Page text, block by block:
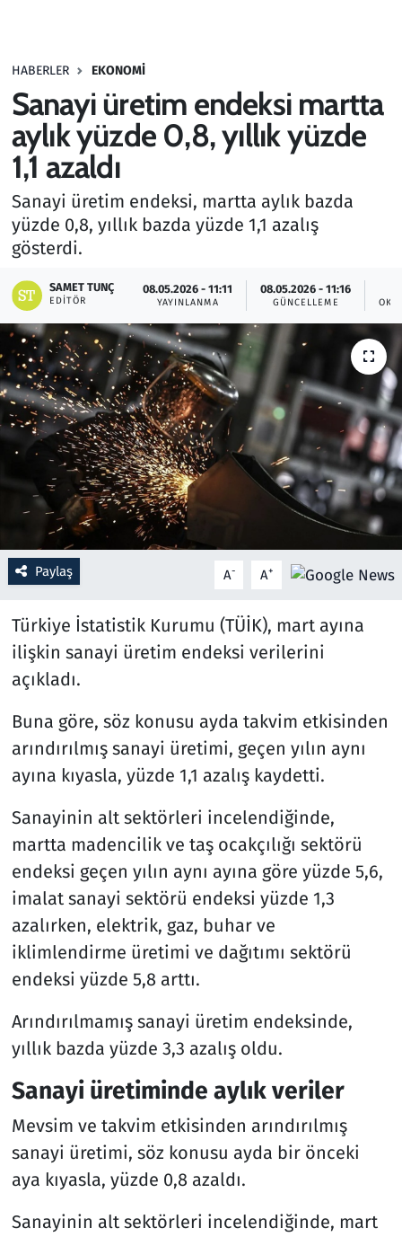
HABERLER EKONOMI
Sanayi üretim endeksi martta
aylık yüzde 0,8, yıllık yüzde
1,1 azaldı
Sanayi üretim endeksi, martta aylık bazda
yüzde 0,8, yıllık bazda yüzde 1,1 azalış
gösterdi.
SAMET TUNÇ
EDITÖR
08.05.2026 - 11:11
YAYINLANMA
08.05.2026 - 11:16
GÜNCELLEME
Paylaş A- A+
Türkiye İstatistik Kurumu (TÜİK), mart ayına
ilişkin sanayi üretim endeksi verilerini
açıkladı.
Buna göre, söz konusu ayda takvim etkisinden
arındırılmış sanayi üretimi, geçen yılın aynı
ayına kıyasla, yüzde 1,1 azalış kaydetti.
Sanayinin alt sektörleri incelendiğinde,
martta madencilik ve taş ocakçılığı sektörü
endeksi geçen yılın aynı ayına göre yüzde 5,6,
imalat sanayi sektörü endeksi yüzde 1,3
azalırken, elektrik, gaz, buhar ve
iklimlendirme üretimi ve dağıtımı sektörü
endeksi yüzde 5,8 arttı.
Arındırılmamış sanayi üretim endeksinde,
yıllık bazda yüzde 3,3 azalış oldu.
Sanayi üretiminde aylık veriler
Mevsim ve takvim etkisinden arındırılmış
sanayi üretimi, söz konusu ayda bir önceki
aya kıyasla, yüzde 0,8 azaldı.
Sanayinin alt sektörleri incelendiğinde, mart
Haber
Kültür Sanat
Kurumsal Haberler
Lezzet Durağı
Memur ve Kamu
Otomobil
Oyun
Ramazan
Resmi İlanlar
Rüya Tabirleri
Sağlık
Savunma Sanayi
Seçim 2023
Spor
Teknoloji ve Bilim
Televizyon